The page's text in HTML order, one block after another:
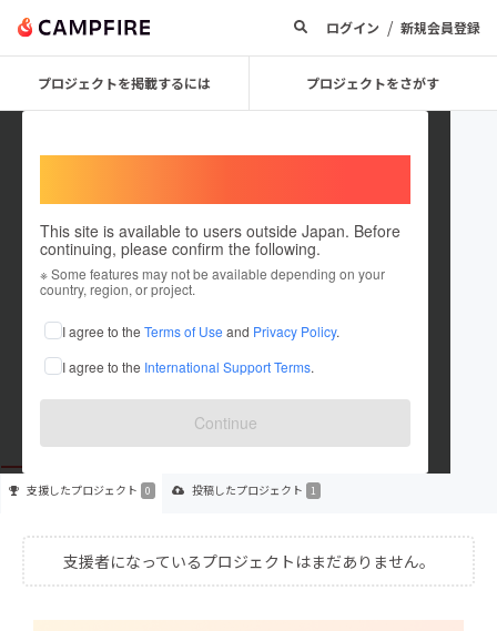
ログイン / 新規会員登録
プロジェクトを掲載するには プロジェクトをさがす
This site is available to users outside Japan. Before
continuing, please confirm the following.
※ Some features may not be available depending on your
country, region, or project.
I agree to the Terms of Use and Privacy Policy.
I agree to the International Support Terms.
Continue
na_chan319
これまでに1件のプロジェクトを投稿しています
在住国：未設定
出身国：未設定
支援したプロジェクト 0 投稿したプロジェクト 1
支援者になっているプロジェクトはまだありません。